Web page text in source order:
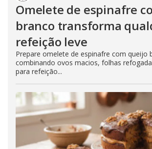
Omelete de espinafre
branco transforma
refeição leve
Prepare omelete de espinafre com queijo
combinando ovos macios, folhas
para refeição...